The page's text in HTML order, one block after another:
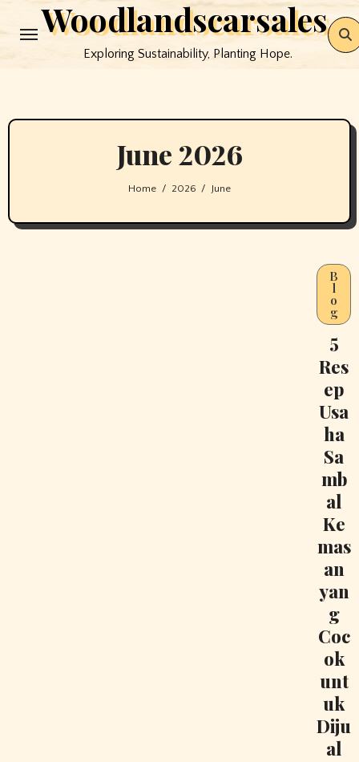
to
Woodlandscarsales
Exploring Sustainability, Planting Hope.
June 2026
Home 2026 June
B
l
o
g
5
Res
ep
Usa
ha
Sa
mb
al
Ke
mas
an
yan
g
Coc
ok
unt
uk
Diju
al